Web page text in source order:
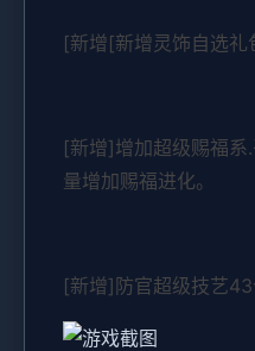
[新增[新增灵饰自选礼
[新增]增加超级赐福系
量增加赐福进化。
[新增]防官超级技艺